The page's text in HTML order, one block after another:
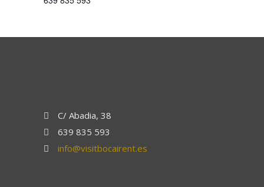
C/ Abadia, 38
639 835 593
info@visitbocairent.es